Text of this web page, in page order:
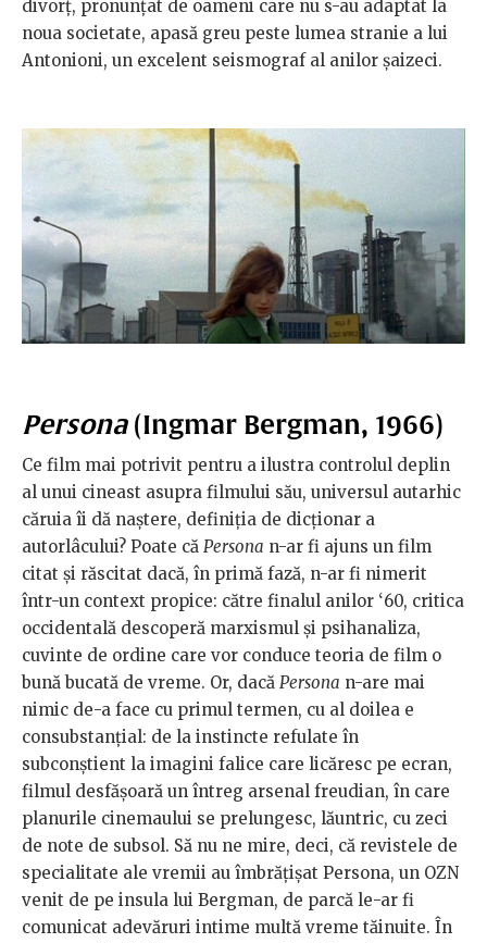
divorț, pronunțat de oameni care nu s-au adaptat la
noua societate, apasă greu peste lumea stranie a lui
Antonioni, un excelent seismograf al anilor șaizeci.
Persona(Ingmar Bergman, 1966)
Ce film mai potrivit pentru a ilustra controlul deplin
al unui cineast asupra filmului său, universul autarhic
căruia îi dă naștere, definiția de dicționar a
autorlâcului? Poate că Persona n-ar fi ajuns un film
citat și răscitat dacă, în primă fază, n-ar fi nimerit
într-un context propice: către finalul anilor ‘60, critica
occidentală descoperă marxismul și psihanaliza,
cuvinte de ordine care vor conduce teoria de film o
bună bucată de vreme. Or, dacă Persona n-are mai
nimic de-a face cu primul termen, cu al doilea e
consubstanțial: de la instincte refulate în
subconștient la imagini falice care licăresc pe ecran,
filmul desfășoară un întreg arsenal freudian, în care
planurile cinemaului se prelungesc, lăuntric, cu zeci
de note de subsol. Să nu ne mire, deci, că revistele de
specialitate ale vremii au îmbrățișat Persona, un OZN
venit de pe insula lui Bergman, de parcă le-ar fi
comunicat adevăruri intime multă vreme tăinuite. În